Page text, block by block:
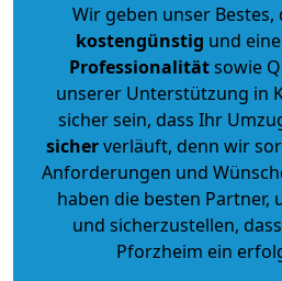
Wir geben unser Bestes,
kostengünstig und eine
Professionalitätsowie
unserer Unterstützung in
sicher sein, dass Ihr
sicherverläuft, denn wir
Anforderungen und
haben die besten Partner,
und sicherzustellen,
Pforzheim ein